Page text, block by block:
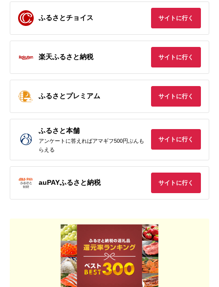
ふるさとチョイス サイトに行く
楽天ふるさと納税 サイトに行く
ふるさとプレミアム サイトに行く
ふるさと本舗
アンケートに答えればアマギフ500円ぶんも
らえる
サイトに行く
auPAYふるさと納税 サイトに行く